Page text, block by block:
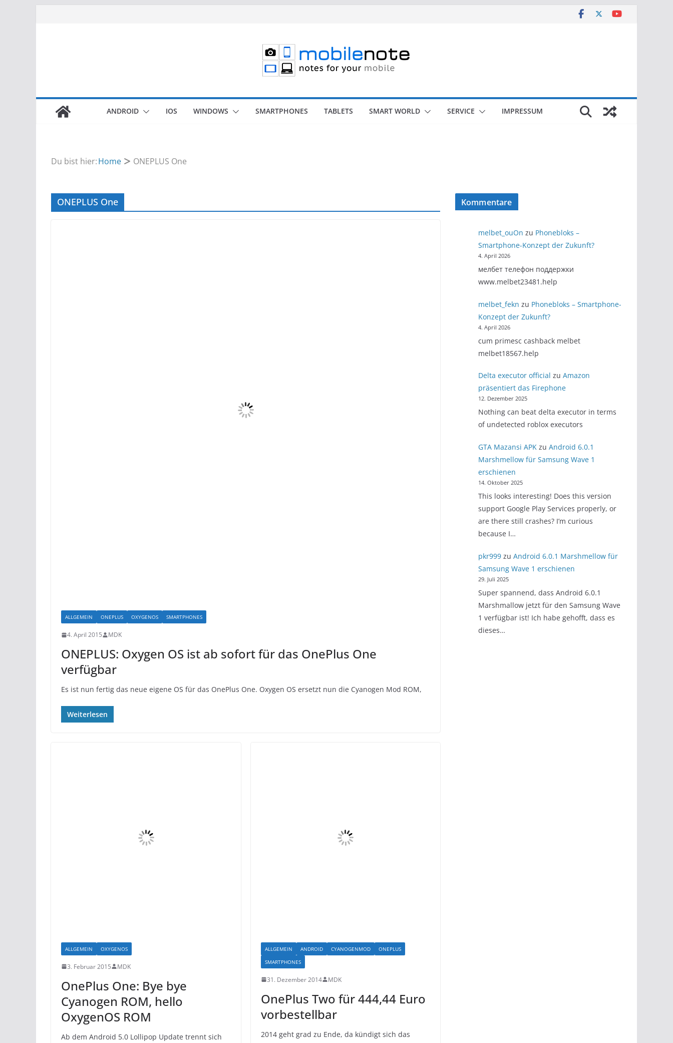
ANDROID IOS WINDOWS SMARTPHONES TABLETS SMART WORLD SERVICE IMPRESSUM
Du bist hier:Home ONEPLUS One
ONEPLUS One
ALLGEMEIN ONEPLUS OXYGENOS SMARTPHONES
4. April 2015 MDK
ONEPLUS: Oxygen OS ist ab sofort für das OnePlus One
verfügbar
Es ist nun fertig das neue eigene OS für das OnePlus One. Oxygen OS ersetzt nun die Cyanogen Mod ROM,
Weiterlesen
ALLGEMEIN OXYGENOS
3. Februar 2015 MDK
OnePlus One: Bye bye
Cyanogen ROM, hello
OxygenOS ROM
Ab dem Android 5.0 Lollipop Update trennt sich
ALLGEMEIN ANDROID CYANOGENMOD
ONEPLUS
SMARTPHONES
31. Dezember 2014 MDK
OnePlus Two für 444,44 Euro
vorbestellbar
2014 geht grad zu Ende, da kündigt sich das
Kommentare
melbet_ouOn zu Phonebloks –
Smartphone-Konzept der Zukunft?
4. April 2026
мелбет телефон поддержки
www.melbet23481.help
melbet_fekn zu Phonebloks – Smartphone-
Konzept der Zukunft?
4. April 2026
cum primesc cashback melbet
melbet18567.help
Delta executor official zu Amazon
präsentiert das Firephone
12. Dezember 2025
Nothing can beat delta executor in terms
of undetected roblox executors
GTA Mazansi APKzu Android 6.0.1
Marshmellow für Samsung Wave 1
erschienen
14. Oktober 2025
This looks interesting! Does this version
support Google Play Services properly, or
are there still crashes? I’m curious
because I…
pkr999zu Android 6.0.1 Marshmellow für
Samsung Wave 1 erschienen
29. Juli 2025
Super spannend, dass Android 6.0.1
Marshmallow jetzt für den Samsung Wave
1 verfügbar ist! Ich habe gehofft, dass es
dieses…